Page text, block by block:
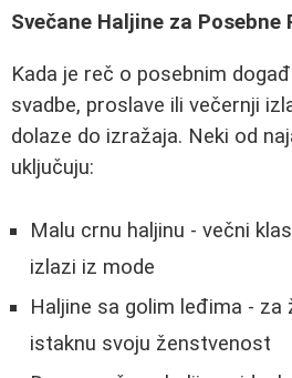
Svečane Haljine za Posebne
Kada je reč o posebnim
svadbe, proslave ili večernji
dolaze do izražaja. Neki od
uključuju:
Malu crnu haljinu - večni
izlazi iz mode
Haljine sa golim leđima - za
istaknu svoju ženstvenost